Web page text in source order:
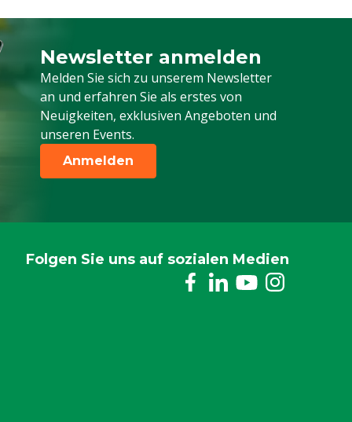
Newsletter anmelden
Melden Sie sich zu unserem Newsletter
an und erfahren Sie als erstes von
Neuigkeiten, exklusiven Angeboten und
unseren Events.
Melden Sie sich für unseren Newsletter
Anmelden
Folgen Sie uns auf sozialen Medien